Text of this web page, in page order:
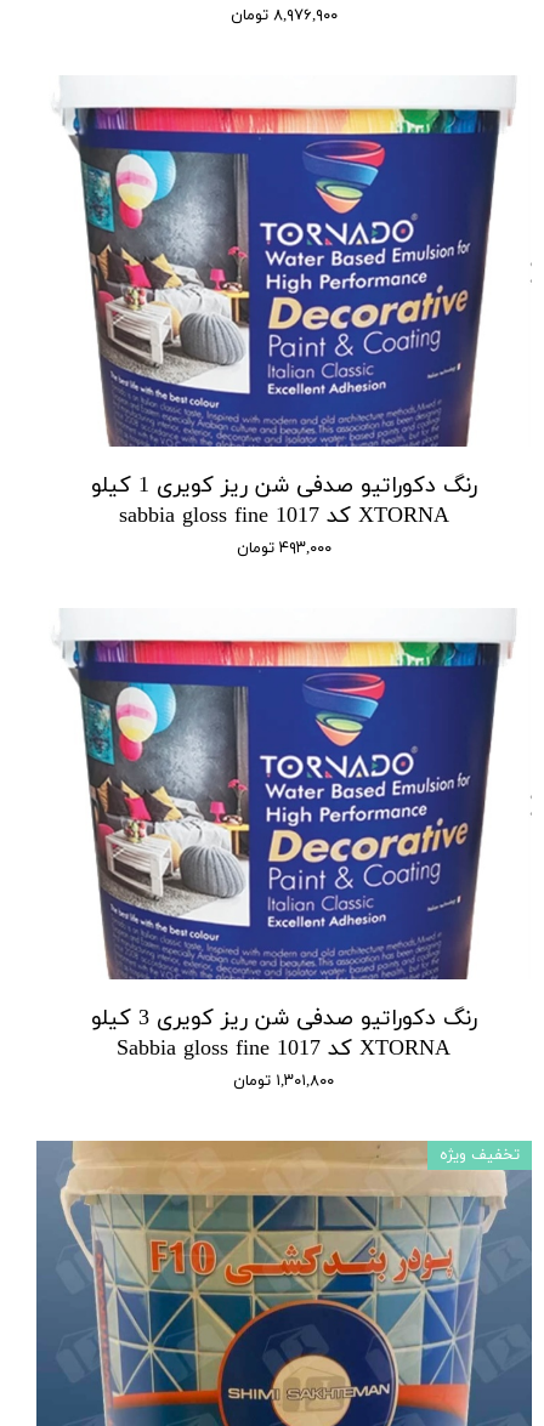
۸,۹۷۶,۹۰۰ تومان
رنگ دکوراتیو صدفی شن ریز کویری 1 کیلو
XTORNA کد 1017 sabbia gloss fine
۴۹۳,۰۰۰ تومان
رنگ دکوراتیو صدفی شن ریز کویری 3 کیلو
XTORNA کد 1017 Sabbia gloss fine
۱,۳۰۱,۸۰۰ تومان
تخفیف ویژه